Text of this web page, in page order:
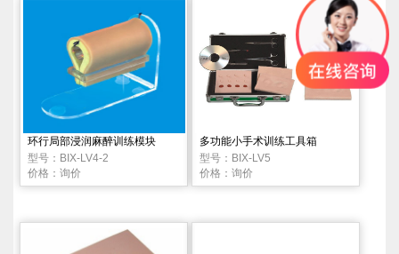
环行局部浸润麻醉训练模块
型号：BIX-LV4-2
价格：询价
多功能小手术训练工具箱
型号：BIX-LV5
价格：询价